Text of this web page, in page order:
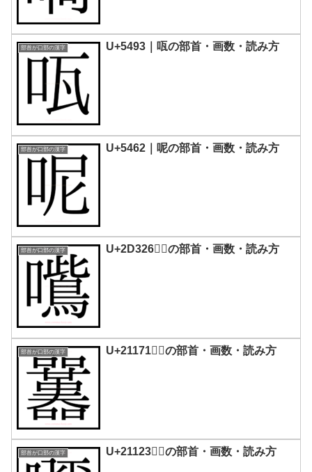
部首が口部の漢字 U+5493｜咓の部首・画数・読み方
部首が口部の漢字 U+5462｜呢の部首・画数・読み方
部首が口部の漢字 U+2D326｜𭌦の部首・画数・読み方
部首が口部の漢字 U+21171｜𡅱の部首・画数・読み方
部首が口部の漢字 U+21123｜𡄣の部首・画数・読み方